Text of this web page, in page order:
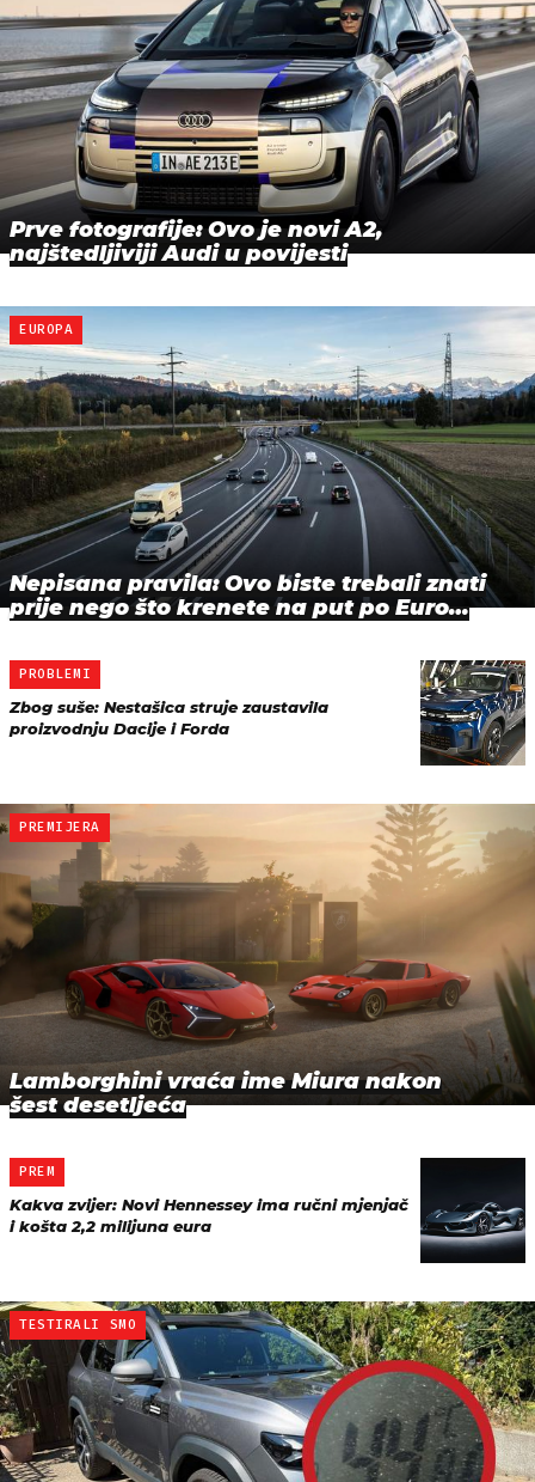
Prve fotografije: Ovo je novi A2,
najštedljiviji Audi u povijesti
EUROPA
Nepisana pravila: Ovo biste trebali znati
prije nego što krenete na put po Euro…
PROBLEMI
Zbog suše: Nestašica struje zaustavila
proizvodnju Dacije i Forda
PREMIJERA
Lamborghini vraća ime Miura nakon
šest desetljeća
PREM
Kakva zvijer: Novi Hennessey ima ručni mjenjač
i košta 2,2 milijuna eura
TESTIRALI SMO